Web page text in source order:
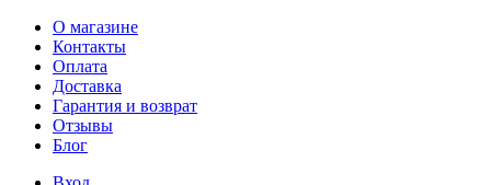
О магазине
Контакты
Оплата
Доставка
Гарантия и возврат
Отзывы
Блог